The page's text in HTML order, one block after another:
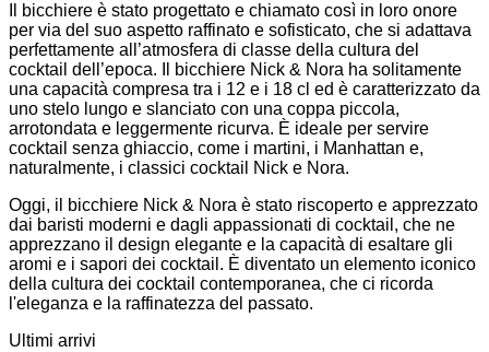
Il bicchiere è stato progettato e chiamato così in loro onore
per via del suo aspetto raffinato e sofisticato, che si adattava
perfettamente all’atmosfera di classe della cultura del
cocktail dell’epoca. Il bicchiere Nick & Nora ha solitamente
una capacità compresa tra i 12 e i 18 cl ed è caratterizzato da
uno stelo lungo e slanciato con una coppa piccola,
arrotondata e leggermente ricurva. È ideale per servire
cocktail senza ghiaccio, come i martini, i Manhattan e,
naturalmente, i classici cocktail Nick e Nora.
Oggi, il bicchiere Nick & Nora è stato riscoperto e apprezzato
dai baristi moderni e dagli appassionati di cocktail, che ne
apprezzano il design elegante e la capacità di esaltare gli
aromi e i sapori dei cocktail. È diventato un elemento iconico
della cultura dei cocktail contemporanea, che ci ricorda
l'eleganza e la raffinatezza del passato.
Ultimi arrivi